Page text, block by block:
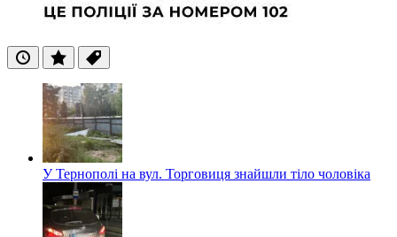
ОстанніПопулярні
Теги
У Тернополі на вул. Торговиця знайшли тіло чоловіка